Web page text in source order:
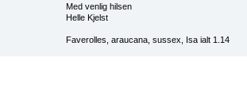
Med venlig hilsen
Helle Kjelst
Faverolles, araucana, sussex, Isa ialt 1.14